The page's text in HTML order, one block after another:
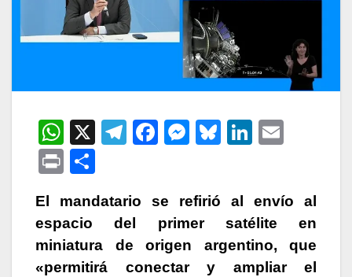
W
h
at
s
A
p
X
T
gr
a
m
F
e
b
o
M
s
e
n
Bl
s
k
y
Li
e
dI
n
P
nt m
p
ar
El mandatario se refirió al envío al
espacio del primer satélite en
miniatura de origen argentino, que
«permitirá conectar y ampliar el